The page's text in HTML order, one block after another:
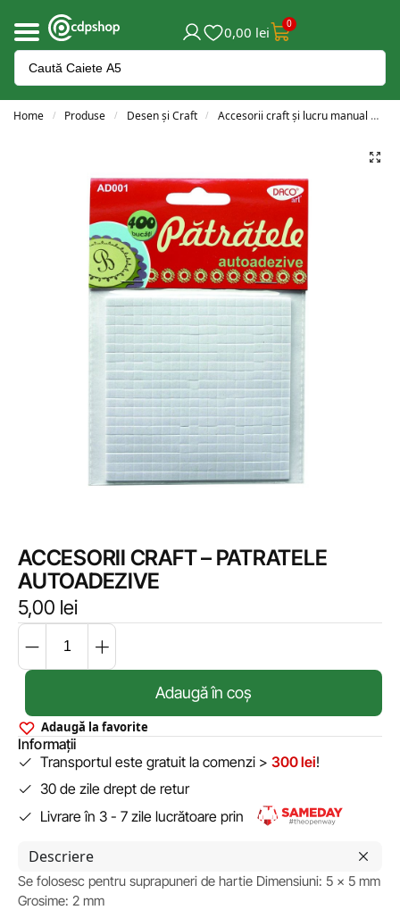
0,00 lei 0
Home / Produse / Desen și Craft / Accesorii craft și lucru manual
ACCESORII CRAFT – PATRATELE
AUTOADEZIVE
5,00 lei
Adaugă în coș
Adaugă la favorite
Informații
Transportul este gratuit la comenzi > 300 lei!
30 de zile drept de retur
Livrare în 3 - 7 zile lucrătoare prin
Descriere
Se folosesc pentru suprapuneri de hartie Dimensiuni: 5 x 5 mm
Grosime: 2 mm